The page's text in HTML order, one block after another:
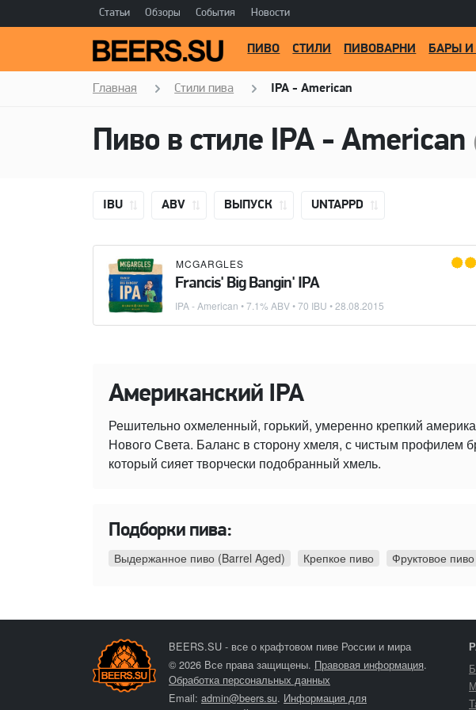
Статьи Обзоры События Новости
ПИВО СТИЛИ ПИВОВАРНИ БАРЫ
Главная Стили пива IPA - American
Пиво в стиле IPA - American
IBU ABV ВЫПУСК UNTAPPD
MCGARGLES
Francis' Big Bangin' IPA
IPA - American • 7.1% ABV • 70 IBU •28.08.2015
Американский IPA
Решительно охмеленный, горький, умеренно крепкий
Нового Света. Баланс в сторону хмеля, с чистым
который сияет творчески подобранный хмель.
Подборки пива:
Выдержанное пиво (Barrel Aged) Крепкое пиво Фруктовое пиво
BEERS.SU - все о крафтовом пиве России и мира
© 2026 Все права защищены. Правовая информация.
Обработка персональных данных
Email: admin@beers.su. Информация для